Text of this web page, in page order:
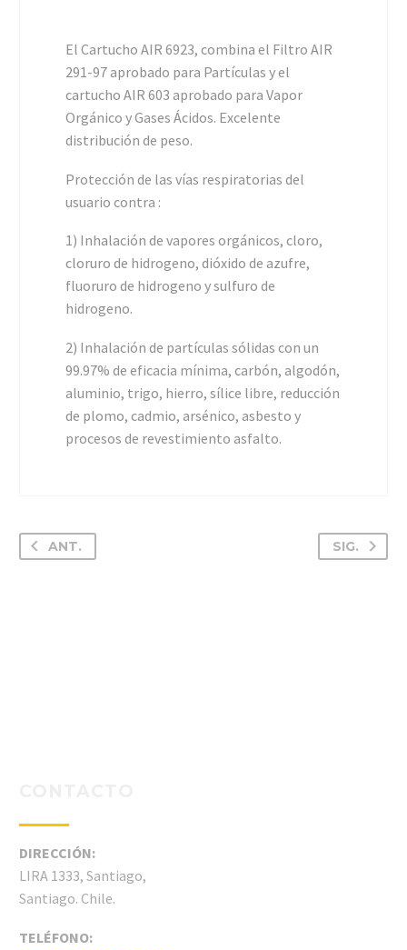
El Cartucho AIR 6923, combina el Filtro AIR
291-97 aprobado para Partículas y el
cartucho AIR 603 aprobado para Vapor
Orgánico y Gases Ácidos. Excelente
distribución de peso.
Protección de las vías respiratorias del
usuario contra :
1) Inhalación de vapores orgánicos, cloro,
cloruro de hidrogeno, dióxido de azufre,
fluoruro de hidrogeno y sulfuro de
hidrogeno.
2) Inhalación de partículas sólidas con un
99.97% de eficacia mínima, carbón, algodón,
aluminio, trigo, hierro, sílice libre, reducción
de plomo, cadmio, arsénico, asbesto y
procesos de revestimiento asfalto.
ANT. SIG.
DIRECCIÓN:
LIRA 1333, Santiago,
Santiago. Chile.
TELÉFONO: